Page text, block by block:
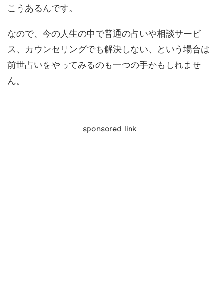
こうあるんです。
なので、今の人生の中で普通の占いや相談サービ
ス、カウンセリングでも解決しない、という場合は
前世占いをやってみるのも一つの手かもしれませ
ん。
sponsored link